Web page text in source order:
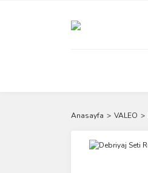
Anasayfa VALEO